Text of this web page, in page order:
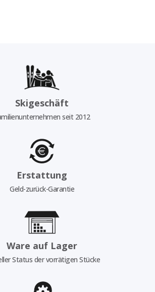
Skigeschäft
seit 2012
Erstattung
Geld-zurück-Garantie
Ware auf Lager
Status der vorrätigen Stücke